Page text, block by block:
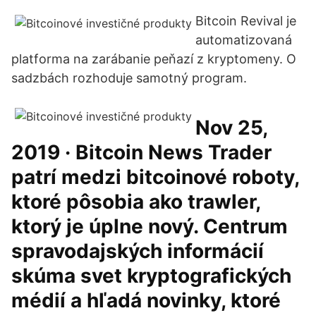
Bitcoin Revival je
automatizovaná
platforma na zarábanie peňazí z kryptomeny. O
sadzbách rozhoduje samotný program.
Nov 25,
2019 · Bitcoin News Trader
patrí medzi bitcoinové roboty,
ktoré pôsobia ako trawler,
ktorý je úplne nový. Centrum
spravodajských informácií
skúma svet kryptografických
médií a hľadá novinky, ktoré